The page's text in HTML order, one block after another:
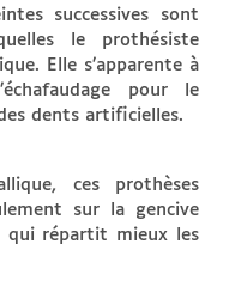
successives sont
le prothésiste
Elle s’apparente à
pour le
dents artificielles.
ces prothèses
sur la gencive
qui répartit mieux les